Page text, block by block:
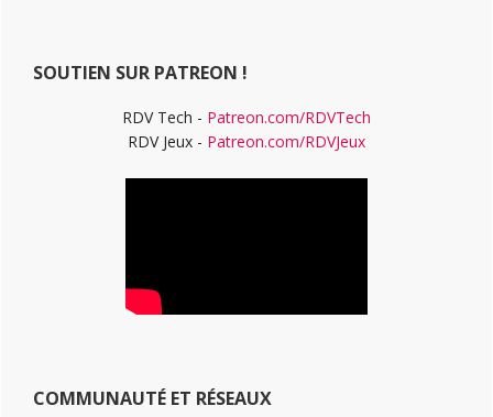
SOUTIEN SUR PATREON !
RDV Tech - Patreon.com/RDVTech
RDV Jeux - Patreon.com/RDVJeux
COMMUNAUTÉ ET RÉSEAUX